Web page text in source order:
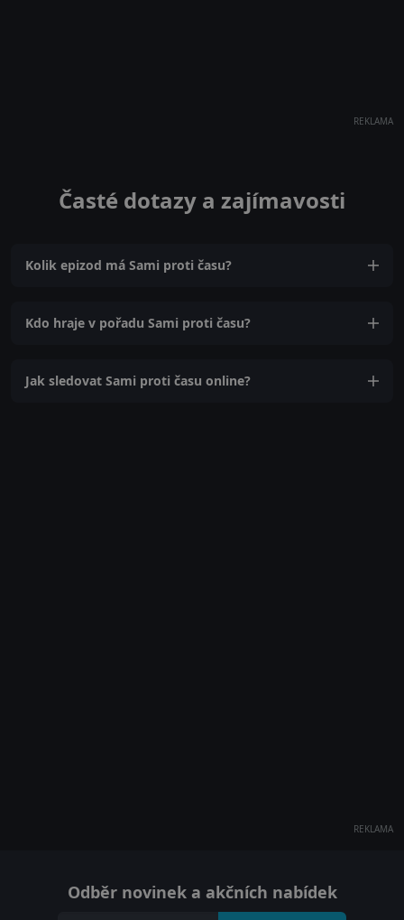
REKLAMA
Časté dotazy a zajímavosti
Kolik epizod má Sami proti času?
Kdo hraje v pořadu Sami proti času?
Jak sledovat Sami proti času online?
REKLAMA
Odběr novinek a akčních nabídek